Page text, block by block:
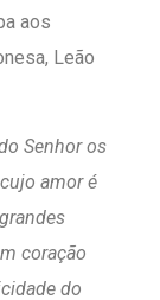
aos
Leão
Senhor os
amor é
coração
do